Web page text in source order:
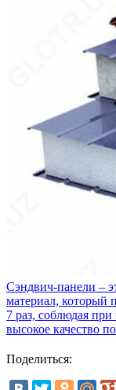
Сэндвич-панели –
материал, который
7 раз, соблюдая
высокое качество
Поделиться: